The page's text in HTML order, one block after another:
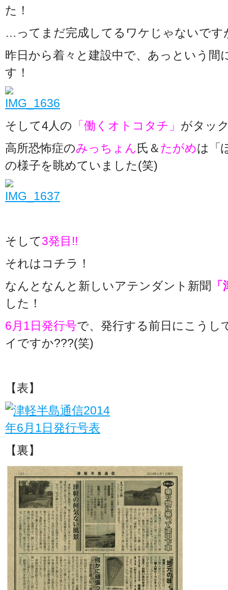
た！
…ってまだ完成してるワケじゃないです
昨日から着々と建設中で、あっという間
す！
そして4人の 「働くオトコタチ」 がタッ
高所恐怖症のみっちょん氏＆たがめは「
の様子を眺めていました(笑)
そして3発目!!
それはコチラ！
なんとなんと新しいアテンダント新聞
した！
6月1日発行号で、発行する前日にこうし
イですか???(笑)
【表】
【裏】